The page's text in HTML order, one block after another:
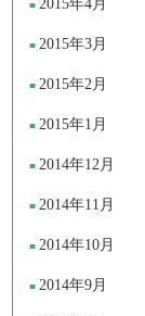
2015年4月
2015年3月
2015年2月
2015年1月
2014年12月
2014年11月
2014年10月
2014年9月